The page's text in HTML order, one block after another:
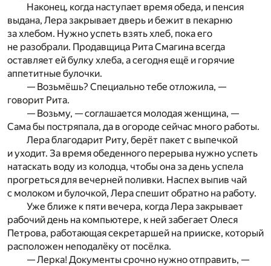
Наконец, когда наступает время обеда, и пенсия
выдана, Лера закрывает дверь и бежит в пекарню
за хлебом. Нужно успеть взять хлеб, пока его
не разобрали. Продавщица Рита Смагина всегда
оставляет ей булку хлеба, а сегодня ещё и горячие
аппетитные булочки.
— Возьмёшь? Специально тебе отложила, —
говорит Рита.
— Возьму, — соглашается молодая женщина, —
Сама бы постряпала, да в огороде сейчас много работы.
Лера благодарит Риту, берёт пакет с выпечкой
и уходит. За время обеденного перерыва нужно успеть
натаскать воду из колодца, чтобы она за день успела
прогреться для вечерней поливки. Наспех выпив чай
с молоком и булочкой, Лера спешит обратно на работу.
Уже ближе к пяти вечера, когда Лера закрывает
рабочий день на компьютере, к ней забегает Олеся
Петрова, работающая секретаршей на прииске, который
расположен неподалёку от посёлка.
— Лерка! Документы срочно нужно отправить, —